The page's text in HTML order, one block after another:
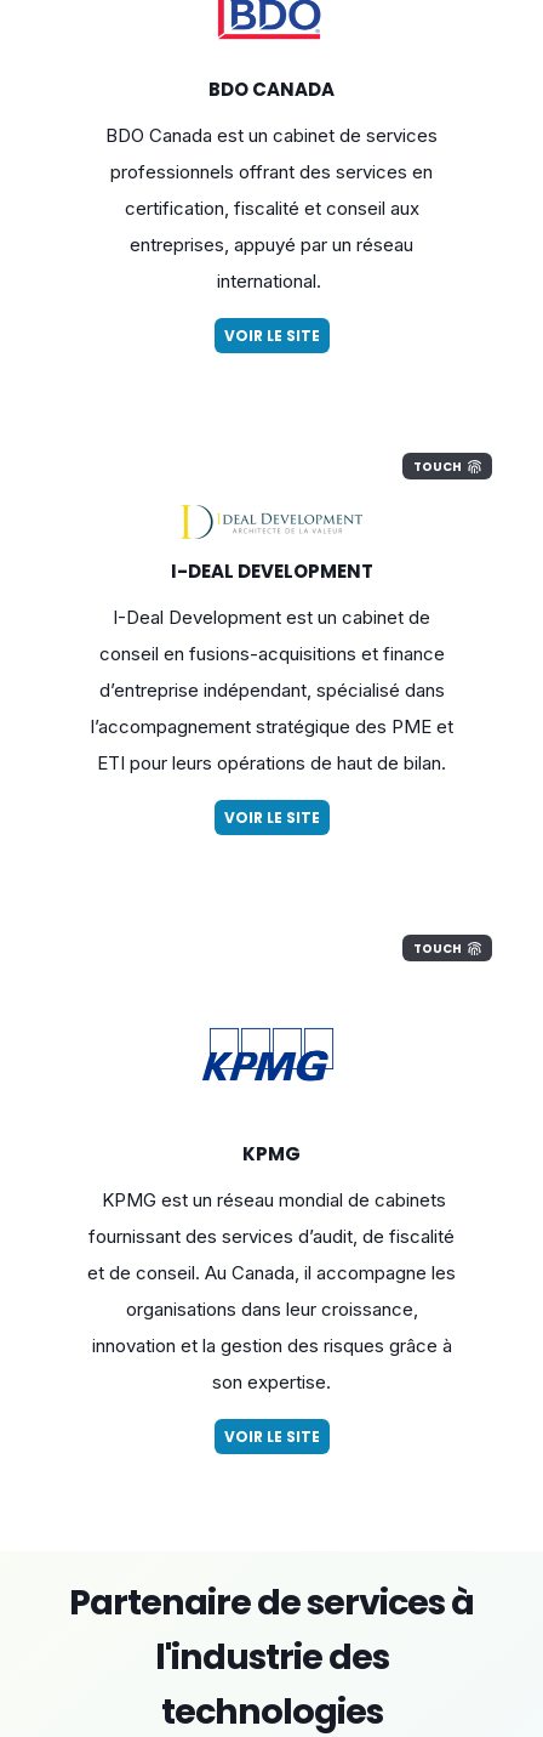
BDO CANADA
BDO Canada est un cabinet de services
professionnels offrant des services en
certification, fiscalité et conseil aux
entreprises, appuyé par un réseau
international.
VOIR LE SITE
TOUCH
I-DEAL DEVELOPMENT
I-Deal Development est un cabinet de
conseil en fusions-acquisitions et finance
d’entreprise indépendant, spécialisé dans
l’accompagnement stratégique des PME et
ETI pour leurs opérations de haut de bilan.
VOIR LE SITE
TOUCH
KPMG
KPMG est un réseau mondial de cabinets
fournissant des services d’audit, de fiscalité
et de conseil. Au Canada, il accompagne les
organisations dans leur croissance,
innovation et la gestion des risques grâce à
son expertise.
VOIR LE SITE
Partenaire de services à
l'industrie des
technologies